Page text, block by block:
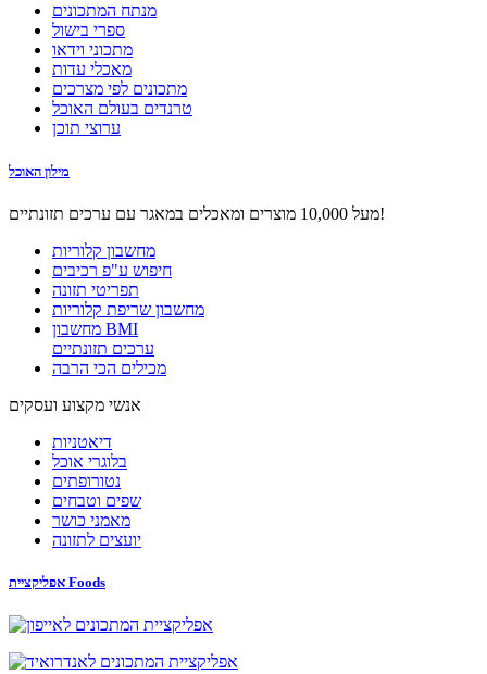
מנתח המתכונים
ספרי בישול
מתכוני וידאו
מאכלי עדות
מתכונים לפי מצרכים
טרנדים בעולם האוכל
ערוצי תוכן
מילון האוכל
מעל 10,000 מוצרים ומאכלים במאגר עם ערכים תזונתיים!
מחשבון קלוריות
חיפוש ע"פ רכיבים
תפריטי תזונה
מחשבון שריפת קלוריות
מחשבון BMI
ערכים תזונתיים
מכילים הכי הרבה
אנשי מקצוע ועסקים
דיאטניות
בלוגרי אוכל
נטורופתים
שפים וטבחים
מאמני כושר
יועצים לתזונה
אפליקציית Foods